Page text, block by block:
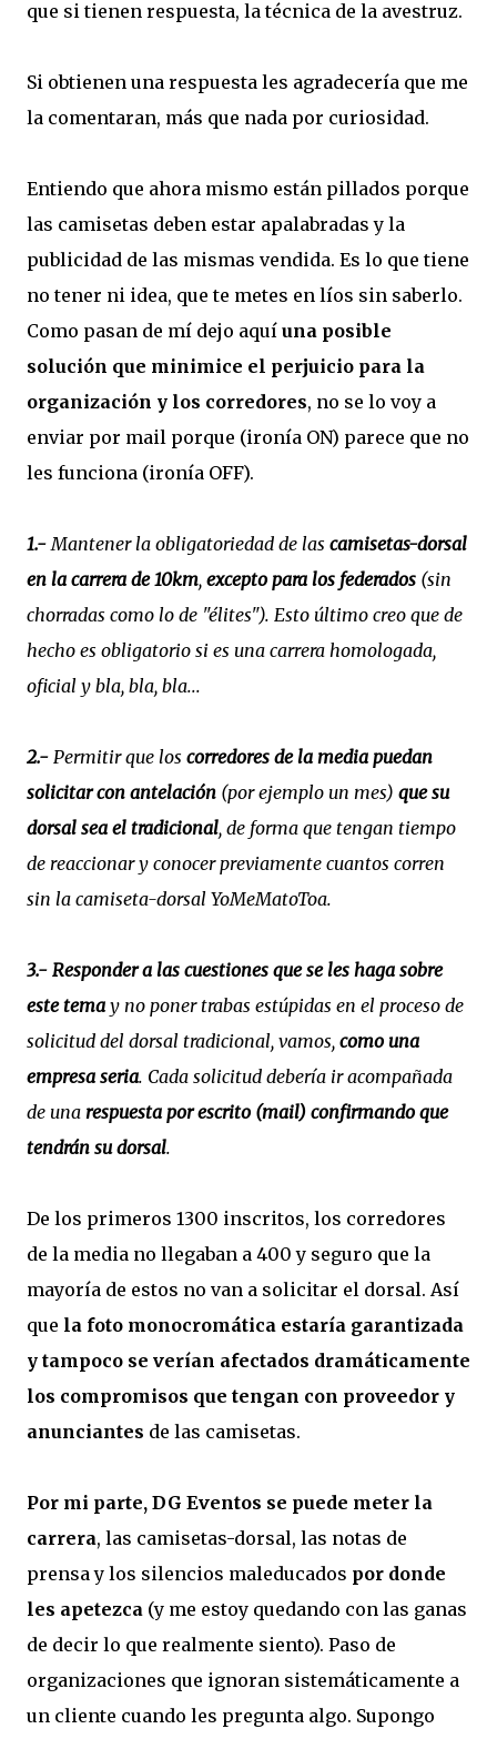
que si tienen respuesta, la técnica de la avestruz.
Si obtienen una respuesta les agradecería que me
la comentaran, más que nada por curiosidad.
Entiendo que ahora mismo están pillados porque
las camisetas deben estar apalabradas y la
publicidad de las mismas vendida. Es lo que tiene
no tener ni idea, que te metes en líos sin saberlo.
Como pasan de mí dejo aquí una posible
solución que minimice el perjuicio para la
organización y los corredores, no se lo voy a
enviar por mail porque (ironía ON) parece que no
les funciona (ironía OFF).
1.-Mantener la obligatoriedad de las camisetas-dorsal
en la carrera de 10km, excepto para los federados (sin
chorradas como lo de "élites"). Esto último creo que de
hecho es obligatorio si es una carrera homologada,
oficial y bla, bla, bla...
2.- Permitir que los corredores de la media puedan
solicitar con antelación (por ejemplo un mes) que su
dorsal sea el tradicional, de forma que tengan tiempo
de reaccionar y conocer previamente cuantos corren
sin la camiseta-dorsal YoMeMatoToa.
3.- Responder a las cuestiones que se les haga sobre
este tema y no poner trabas estúpidas en el proceso de
solicitud del dorsal tradicional, vamos, como una
empresa seria. Cada solicitud debería ir acompañada
de una respuesta por escrito (mail) confirmando que
tendrán su dorsal.
De los primeros 1300 inscritos, los corredores
de la media no llegaban a 400 y seguro que la
mayoría de estos no van a solicitar el dorsal. Así
que la foto monocromática estaría garantizada
y tampoco se verían afectados dramáticamente
los compromisos que tengan con proveedor y
anunciantes de las camisetas.
Por mi parte, DG Eventos se puede meter la
carrera, las camisetas-dorsal, las notas de
prensa y los silencios maleducados por donde
les apetezca (y me estoy quedando con las ganas
de decir lo que realmente siento). Paso de
organizaciones que ignoran sistemáticamente a
un cliente cuando les pregunta algo. Supongo